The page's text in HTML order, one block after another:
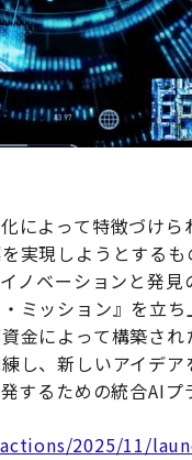
によって特徴づけ
実現しようとする
ノベーションと発
ミッション』を立
金によって構築さ
し、新しいアイデ
するための統合AIプ
2025/11/